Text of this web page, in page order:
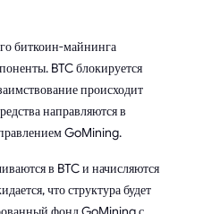
биткоин-майнинга
BTC блокируется
происходит
направляются в
GoMining.
в BTC и начисляются
что структура будет